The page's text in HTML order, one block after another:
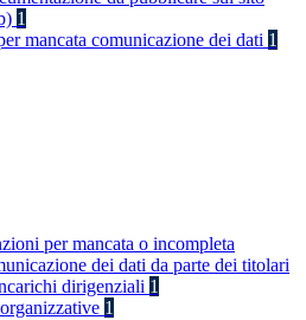
1
mancata comunicazione dei dati 1
per mancata o incompleta
dei dati da parte dei titolari
dirigenziali 1
1